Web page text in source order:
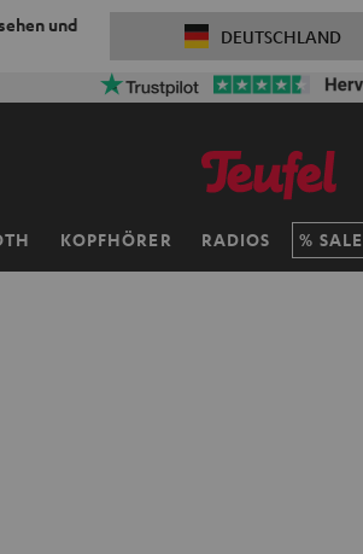
und
DEUTSCHLAND
KOPFHÖRER RADIOS SALE